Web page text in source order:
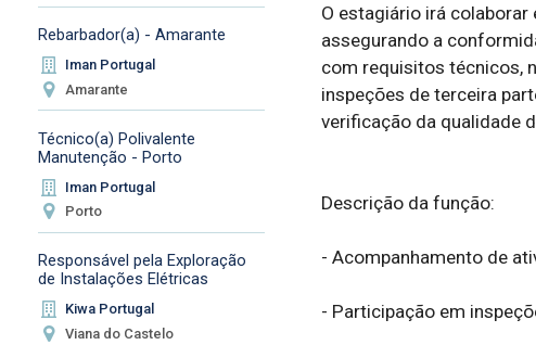
Rebarbador(a) - Amarante
Iman Portugal
Amarante
Técnico(a) Polivalente
Manutenção - Porto
Iman Portugal
Porto
Responsável pela Exploração
de Instalações Elétricas
Kiwa Portugal
Viana do Castelo
O estagiário irá
assegurando a
com requisitos técnicos,
inspeções de terceira
verificação da qualidade
Descrição da função:
- Acompanhamento de
- Participação em